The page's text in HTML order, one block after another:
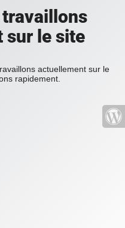
travaillons
sur le site
actuellement sur le
rapidement.